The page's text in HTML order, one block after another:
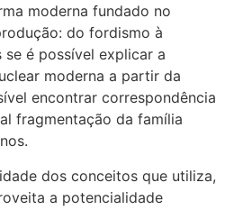
moderna fundado no
do fordismo à
é possível explicar a
moderna a partir da
encontrar correspondência
fragmentação da família
dos conceitos que utiliza,
a potencialidade